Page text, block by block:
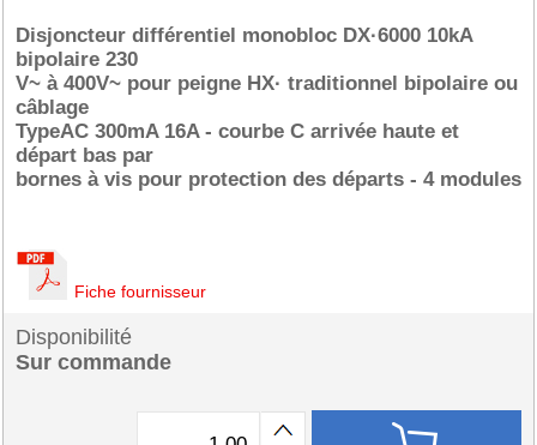
Disjoncteur différentiel monobloc DX·6000 10kA
bipolaire 230
V~ à 400V~ pour peigne HX· traditionnel bipolaire ou
câblage
TypeAC 300mA 16A - courbe C arrivée haute et
départ bas par
bornes à vis pour protection des départs - 4 modules
Fiche fournisseur
Disponibilité
Sur commande